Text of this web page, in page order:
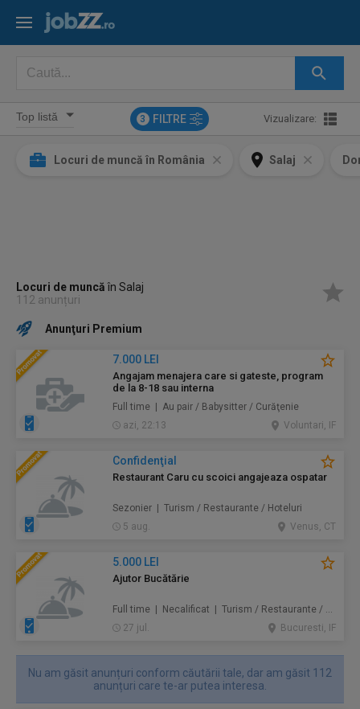
3 FILTRE Vizualizare:
Locuri de muncă în România Salaj
Locuri de muncăîn Salaj
112 anunțuri
Anunţuri Premium
7.000 LEI
Angajam menajera care si gateste, program
de la 8-18 sau interna
Full time | Au pair / Babysitter / Curăţenie
azi, 22:13
Voluntari, IF
Confidenţial
Restaurant Caru cu scoici angajeaza ospatar
Sezonier | Turism / Restaurante / Hoteluri
5 aug.
Venus, CT
5.000 LEI
Ajutor Bucătărie
Full time | Necalificat | Turism / Restaurante / Hoteluri
27 jul.
Bucuresti, IF
Nu am găsit anunțuri conform căutării tale, dar am găsit 112
anunțuri care te-ar putea interesa.